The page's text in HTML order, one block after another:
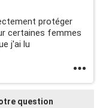
protéger
certaines femmes
j'ai lu
question